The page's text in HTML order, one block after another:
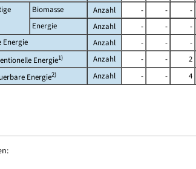
Biomasse Anzahl - - -
Energie
Anzahl - - -
Energie
Anzahl - - -
Energie1) Anzahl - - 2
Energie2) Anzahl - - 4